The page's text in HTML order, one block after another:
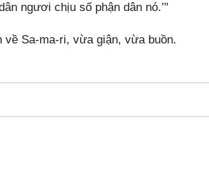
ngươi chịu số phận dân nó.’"
về Sa-ma-ri, vừa giận, vừa buồn.